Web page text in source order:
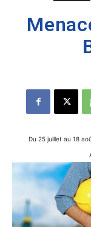
Du 25 juillet au 18